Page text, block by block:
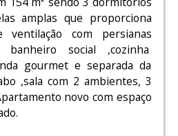
amplas que proporciona
ventilação com persianas
social ,cozinha
gourmet e separada da
,sala com 2 ambientes, 3
novo com espaço